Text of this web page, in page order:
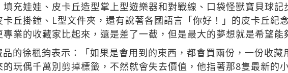
填充娃娃、皮卡丘造型掌上型遊樂器和對戰線、口袋怪獸寶貝球
卡丘掛鐘、L型文件夾，還有說著各國語言「你好！」的皮卡丘紀
業的收藏家比起來，還是差了一截，但是最大的夢想就是希望能
品的徐楓鈞表示：「如果是會用到的東西，都會買兩份，一份收
的玩偶千萬別剪掉標籤，不然就會失去價值，他指著那8隻最新的